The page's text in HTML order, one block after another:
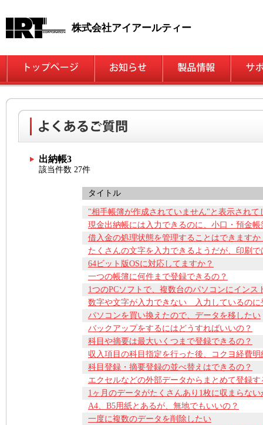
株式会社アイアールティー
出納帳3
該当件数 27件
タイトル
"相手帳簿が作成されていません"と表示されて
現金出納帳には入力できるのに、小口・預金
借入金の処理状態を管理することはできますか
たくさんの文字を入力できるようだが、印刷
64ビット版OSに対応してますか？
一つの帳簿に何件まで登録できるの？
1つのPCソフトで、複数台のパソコンにインス
数字や文字が入力できない 入力しているのに
パソコンを買い換えたので、データを移したい
バックアップをするにはどうすればいいの？
科目や摘要は最大いくつまで登録できるの？
収入項目の科目指定を行った後、コクヨ経費
科目登録・摘要登録の並べ替えはできるの？
エクセルなどの外部データからまとめて登録
1ヶ月のデータがたくさんあり1枚に収まらな
A4、B5用紙とあるが、無地でもいいの？
一度に複数のデータを削除したい